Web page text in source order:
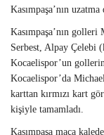
Kasımpaşa’nın
Kasımpaşa’nın
Serbest, Alpay Çelebi
Kocaelispor’un
Kocaelispor’da
karttan kırmızı kart
kişiyle tamamladı.
Kasımpaşa maça